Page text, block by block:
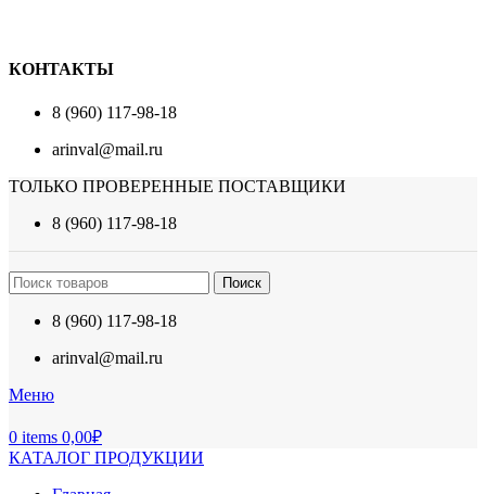
КОНТАКТЫ
8 (960) 117-98-18
arinval@mail.ru
ТОЛЬКО ПРОВЕРЕННЫЕ ПОСТАВЩИКИ
8 (960) 117-98-18
Поиск
8 (960) 117-98-18
arinval@mail.ru
Меню
0 items 0,00₽
КАТАЛОГ ПРОДУКЦИИ